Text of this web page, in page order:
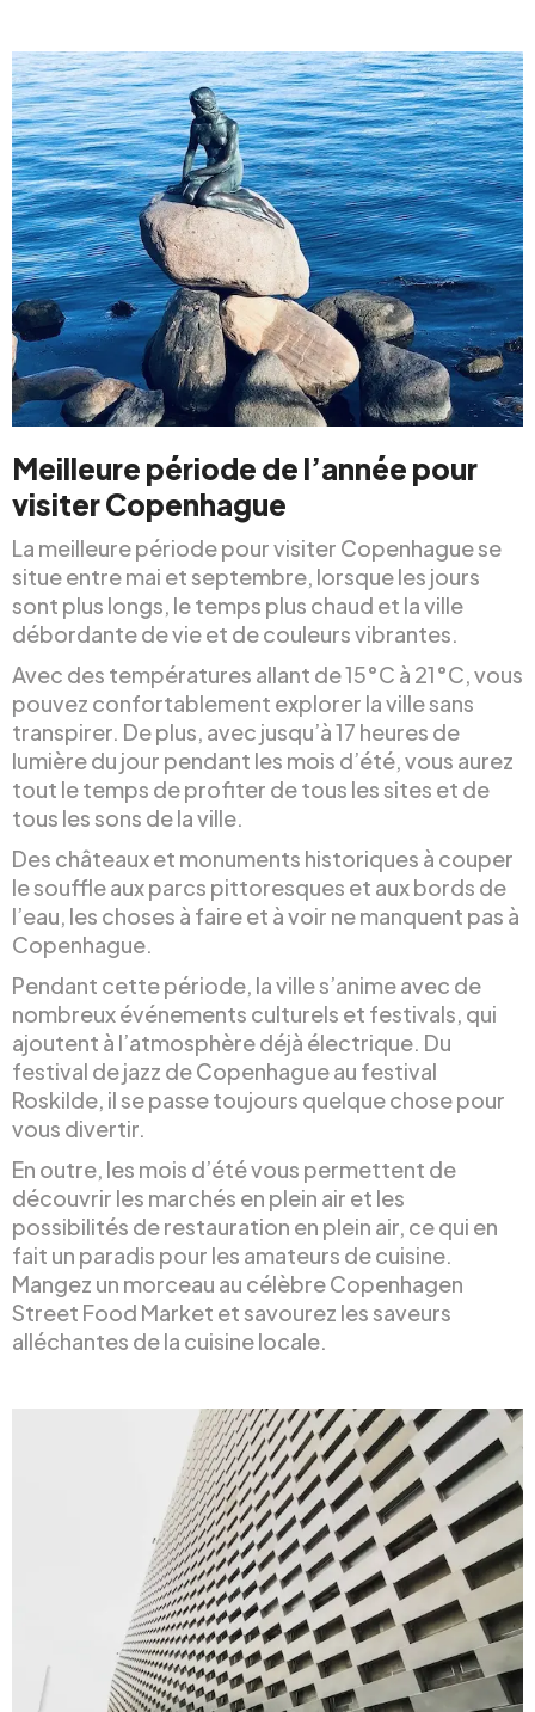
Meilleure période de l’année pour
visiter Copenhague
La meilleure période pour visiter Copenhague se
situe entre mai et septembre, lorsque les jours
sont plus longs, le temps plus chaud et la ville
débordante de vie et de couleurs vibrantes.
Avec des températures allant de 15°C à 21°C, vous
pouvez confortablement explorer la ville sans
transpirer. De plus, avec jusqu’à 17 heures de
lumière du jour pendant les mois d’été, vous aurez
tout le temps de profiter de tous les sites et de
tous les sons de la ville.
Des châteaux et monuments historiques à couper
le souffle aux parcs pittoresques et aux bords de
l’eau, les choses à faire et à voir ne manquent pas à
Copenhague.
Pendant cette période, la ville s’anime avec de
nombreux événements culturels et festivals, qui
ajoutent à l’atmosphère déjà électrique. Du
festival de jazz de Copenhague au festival
Roskilde, il se passe toujours quelque chose pour
vous divertir.
En outre, les mois d’été vous permettent de
découvrir les marchés en plein air et les
possibilités de restauration en plein air, ce qui en
fait un paradis pour les amateurs de cuisine.
Mangez un morceau au célèbre Copenhagen
Street Food Market et savourez les saveurs
alléchantes de la cuisine locale.